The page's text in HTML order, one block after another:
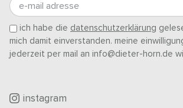
e-mail adresse
ich habe die datenschutzerklärung
mich damit einverstanden. meine
jederzeit per mail an info@dieter-horn.de
instagram